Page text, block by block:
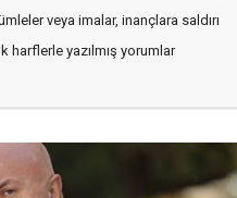
veya imalar, inançlara saldırı
harflerle yazılmış yorumlar